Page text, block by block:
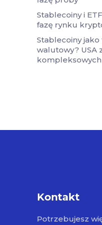
Stablecoiny i
fazę rynku
Stablecoiny
walutowy? USA
Kontakt
Potrzebujesz